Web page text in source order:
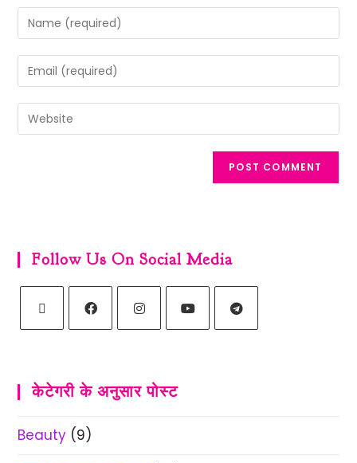
Follow Us On Social Media
केटेगरी के अनुसार पोस्ट
Beauty (9)